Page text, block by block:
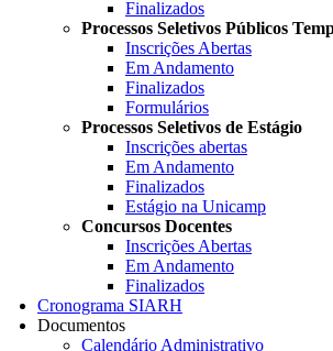
Finalizados
Processos Seletivos Públicos
Inscrições Abertas
Em Andamento
Finalizados
Formulários
Processos Seletivos de Estágio
Inscrições abertas
Em Andamento
Finalizados
Estágio na Unicamp
Concursos Docentes
Inscrições Abertas
Em Andamento
Finalizados
Cronograma SIARH
Documentos
Calendário Administrativo